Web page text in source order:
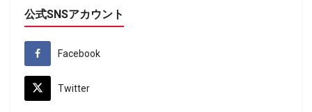
公式SNSアカウント
Facebook
Twitter